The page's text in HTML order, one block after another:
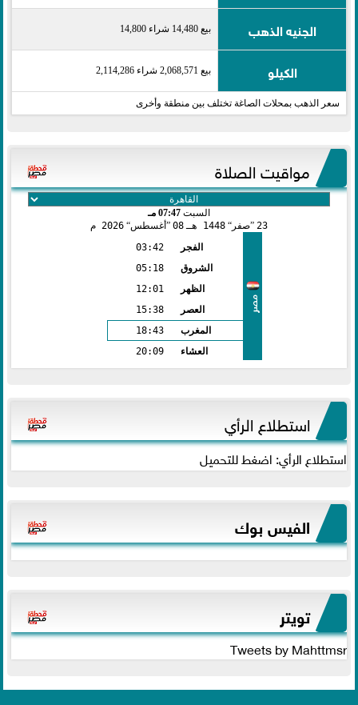
الجنيه الذهب بيع 14,480 شراء 14,800
الكيلو بيع 2,068,571 شراء 2,114,286
سعر الذهب بمحلات الصاغة تختلف بين منطقة وأخرى
مواقيت الصلاة
السبت 07:47 مـ
23 صفر 1448 هـ 08 أغسطس 2026 م
مصر
الفجر
03:42
الشروق
05:18
الظهر
12:01
العصر
15:38
المغرب
18:43
العشاء
20:09
استطلاع الرأي
استطلاع الرأي: اضغط للتحميل
الفيس بوك
تويتر
Tweets by Mahttmsr